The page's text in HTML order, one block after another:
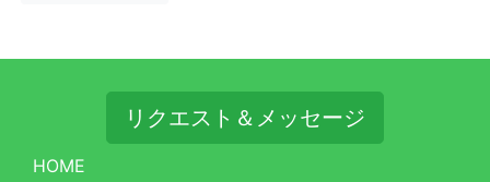
リクエスト＆メッセージ
HOME